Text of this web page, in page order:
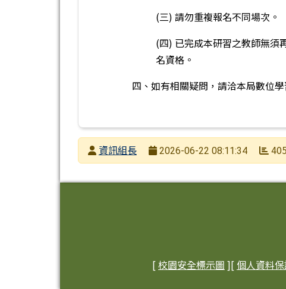
(三) 請勿重複報名不同場次。
(四) 已完成本研習之教師無須
名資格。
四、如有相關疑問，請洽本局數位
發布者資訊組長
2026-06-22 08:11:34 405
[校園安全標示圖 ][個人資料